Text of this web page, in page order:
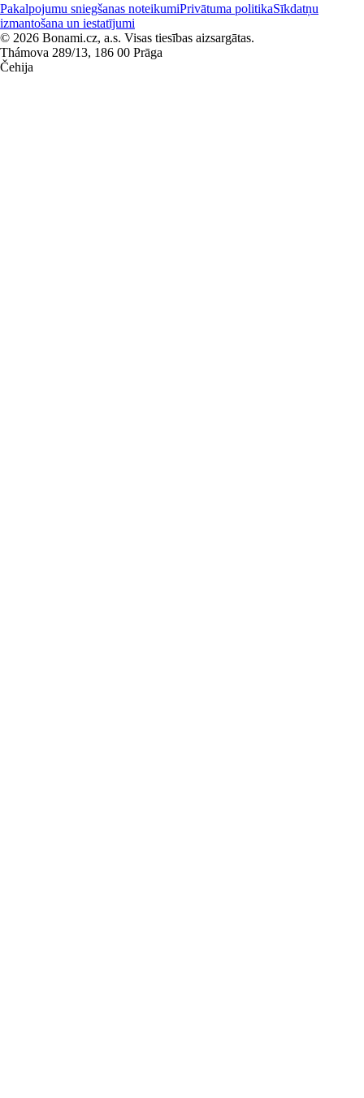
Pakalpojumu sniegšanas noteikumiPrivātuma politikaSīkdatņu
izmantošana un iestatījumi
© 2026 Bonami.cz, a.s. Visas tiesības aizsargātas.
Thámova 289/13, 186 00 Prāga
Čehija